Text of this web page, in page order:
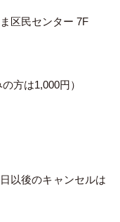
区民センター 7F
方は1,000円）
以後のキャンセルは